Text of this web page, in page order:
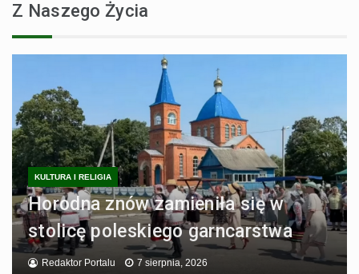
Z Naszego Życia
KULTURA I RELIGIA
Horodna znów zamieniła się w
stolicę poleskiego garncarstwa
Redaktor Portalu 7 sierpnia, 2026